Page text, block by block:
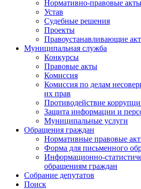
Нормативно-правовые акты
Устав
Судебные решения
Проекты
Правоустанавливающие
Муниципальная служба
Конкурсы
Правовые акты
Комиссия
Комиссия по делам
их прав
Противодействие
Защита информации и
Муниципальные услуги
Обращения граждан
Нормативные правовые
Форма для письменного
Информационно-
обращениям граждан
Собрание депутатов
Поиск